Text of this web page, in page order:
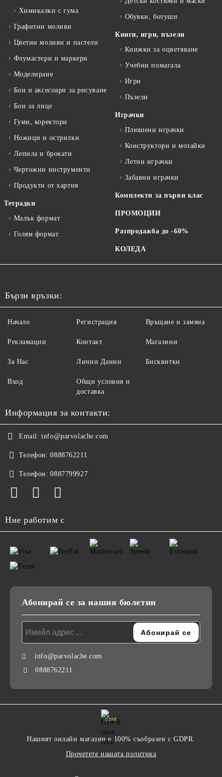
Химикалки с гума
Графитни моливи
Цветни моливи и пастели
Флумастери и маркери
Моделиране
Бои и аксесоари за рисуване
Бои за лице
Гуми, коректори
Ножици и острилки
Лепила и брокати
Чертожни инструменти
Продукти от хартия
Тетрадки
Малък формат
Голям формат
Обувки, ботуши
Книги, игри, пъзели
Книжки за оцветяване
Учебни помагала
Игри
Пъзели
Играчки
Плюшени играчки
Конструктори и мозайки
Летни играчки
Забавни играчки
Комплекти за първи клас
ПРОМОЦИИ
Разпродажба до -60%
КОЛЕДА
Бързи връзки:
Начало
Рекламации
За Нас
Вход
Регистрация
Контакт
Лични Данни
Общи условия и
доставка
Връщане и замяна
Магазини
Бисквитки
Информация за контакти:
Email: info@parvolache.com
Телефон: 0888762211
Телефон: 0887799927
Ние работим с
Абонирай се за нашия бюлетин
info@parvolache.com
0888762211
GDPR
Нашият онлайн магазин е 100% съобразен с GDPR.
Прочетете нашата политика